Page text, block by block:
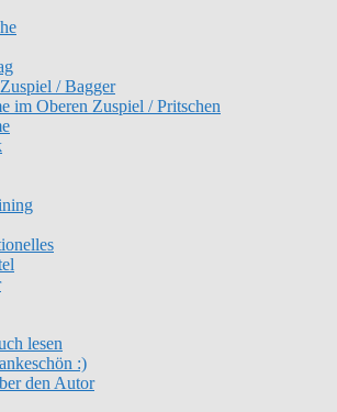
/ Bagger
im Oberen Zuspiel / Pritschen
lesen
:)
den Autor
first purchase